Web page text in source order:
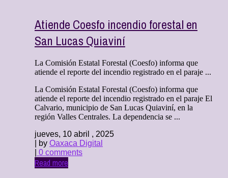
Atiende Coesfo incendio forestal en
San Lucas Quiaviní
La Comisión Estatal Forestal (Coesfo) informa que
atiende el reporte del incendio registrado en el paraje ...
La Comisión Estatal Forestal (Coesfo) informa que
atiende el reporte del incendio registrado en el paraje El
Calvario, municipio de San Lucas Quiaviní, en la
región Valles Centrales. La dependencia se ...
jueves, 10 abril , 2025
| by Oaxaca Digital
0 comments
Read more